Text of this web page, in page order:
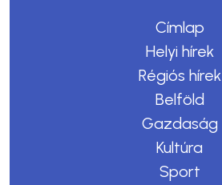
Címlap
Helyi hírek
Régiós hírek
Belföld
Gazdaság
Kultúra
Sport